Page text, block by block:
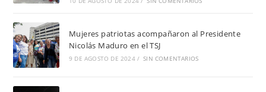
Mujeres patriotas acompañaron al Presidente
Nicolás Maduro en el TSJ
9 DE AGOSTO DE 2024 / SIN COMENTARIOS